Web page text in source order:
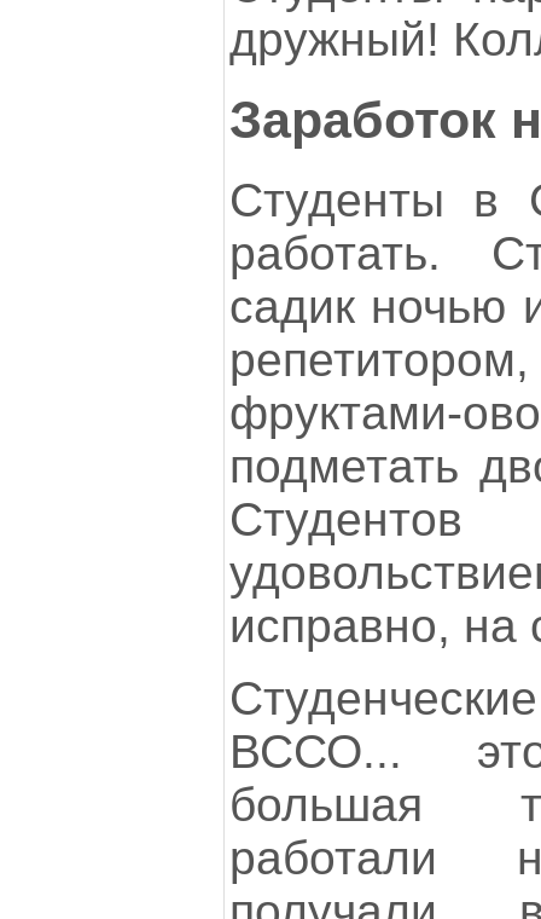
дружный!
Заработок
Студенты в
работать.
садик ночью
репетитором,
подметать
исправно, на
ВССО...
большая
работали